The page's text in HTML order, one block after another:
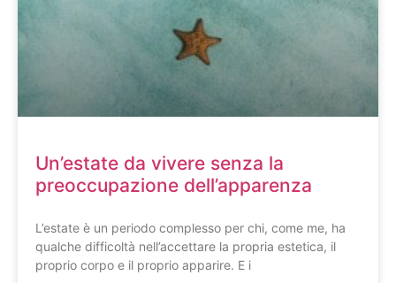
Un’estate da vivere senza la
preoccupazione dell’apparenza
L’estate è un periodo complesso per chi, come me, ha
qualche difficoltà nell’accettare la propria estetica, il
proprio corpo e il proprio apparire. E i